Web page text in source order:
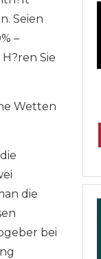
Seien
–
Sie
Wetten
die
bei